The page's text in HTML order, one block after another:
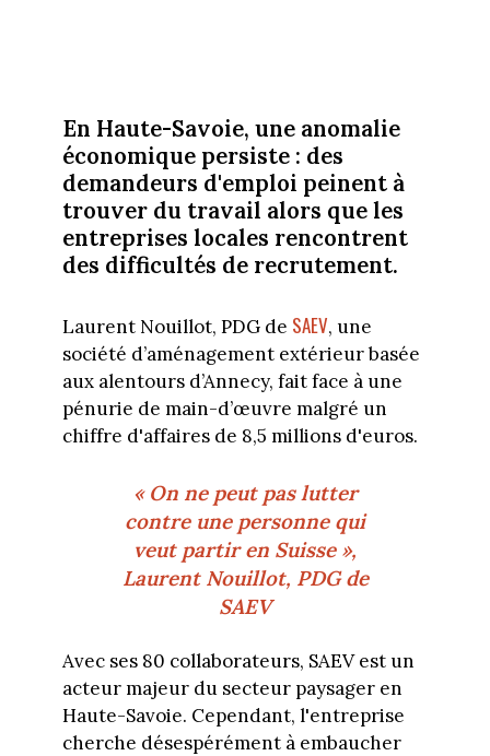
En Haute-Savoie, une anomalie
économique persiste : des
demandeurs d'emploi peinent à
trouver du travail alors que les
entreprises locales rencontrent
des difficultés de recrutement.
Laurent Nouillot, PDG de SAEV, une
société d’aménagement extérieur basée
aux alentours d’Annecy, fait face à une
pénurie de main-d’œuvre malgré un
chiffre d'affaires de 8,5 millions d'euros.
« On ne peut pas lutter
contre une personne qui
veut partir en Suisse »,
Laurent Nouillot, PDG de
SAEV
Avec ses 80 collaborateurs, SAEV est un
acteur majeur du secteur paysager en
Haute-Savoie. Cependant, l'entreprise
cherche désespérément à embaucher